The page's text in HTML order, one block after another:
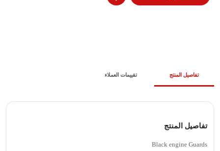
تفاصيل المنتج تقييمات العملاء
تفاصيل المنتج
Black engine Guards